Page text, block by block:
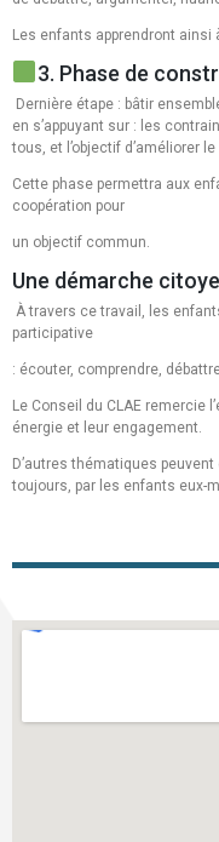
Les enfants apprendront ainsi
3. Phase de
Dernière étape : bâtir
en s’appuyant sur : les
tous, et l’objectif d’améliorer
Cette phase permettra aux
coopération pour
un objectif commun.
Une démarche
À travers ce travail, les
participative
: écouter, comprendre,
Le Conseil du CLAE remercie
énergie et leur engagement.
D’autres thématiques
toujours, par les enfants eux-